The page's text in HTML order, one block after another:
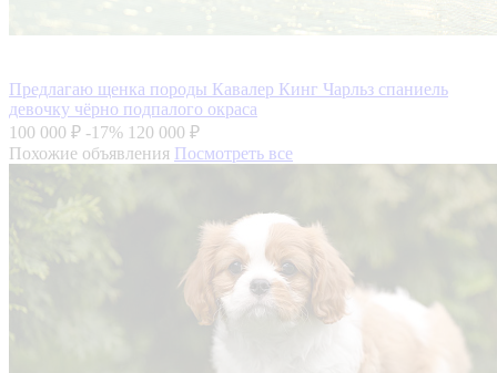
Предлагаю щенка породы Кавалер Кинг Чарльз спаниель
девочку чёрно подпалого окраса
100 000 ₽ -17% 120 000 ₽
Похожие объявления Посмотреть все